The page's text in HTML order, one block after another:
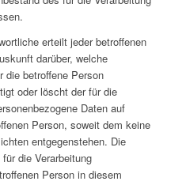
erteilt jeder betroffenen
darüber, welche
die betroffene Person
oder löscht der für die
Daten auf
Person, soweit dem keine
entgegenstehen. Die
die Verarbeitung
Person in diesem